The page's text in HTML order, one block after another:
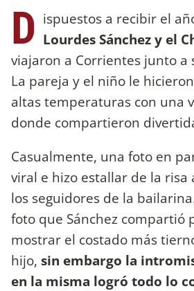
D ispuestos a recibir el
Lourdes Sánchez y el
viajaron a Corrientes junto a
La pareja y el niño le
altas temperaturas con una
donde compartieron
Casualmente, una foto en
viral e hizo estallar de la risa
los seguidores de la
foto que Sánchez compartió
mostrar el costado más
hijo, sin embargo la
en la misma logró todo lo